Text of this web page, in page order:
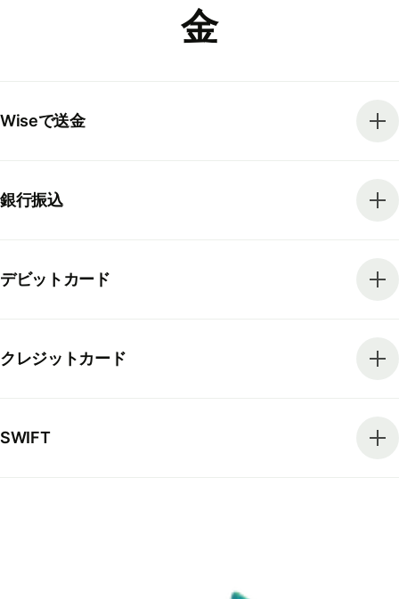
金
Wiseで送金
銀行振込
デビットカード
クレジットカード
SWIFT